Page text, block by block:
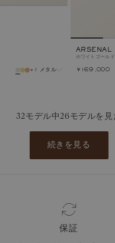
+1 メタル
ARSENAL
ホワイトゴールド
￥169,000
32モデル中26モデルを見
続きを見る
保証